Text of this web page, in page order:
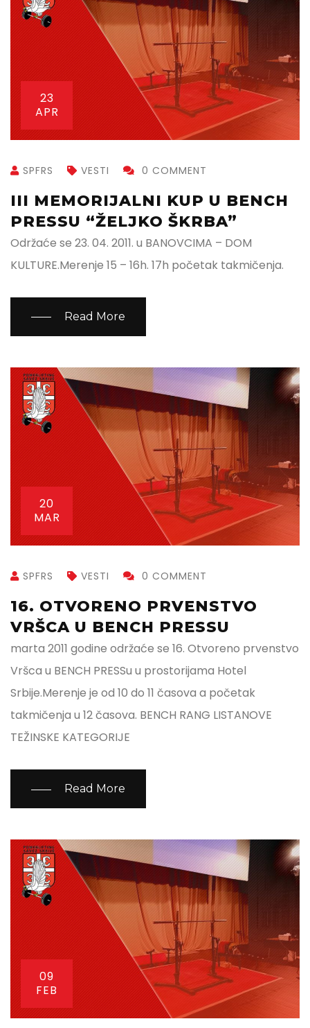
23
APR
SPFRS VESTI 0 COMMENT
III MEMORIJALNI KUP U BENCH
PRESSU “ŽELJKO ŠKRBA”
Održaće se 23. 04. 2011. u BANOVCIMA – DOM
KULTURE.Merenje 15 – 16h. 17h početak takmičenja.
Read More
20
MAR
SPFRS VESTI 0 COMMENT
16. OTVORENO PRVENSTVO
VRŠCA U BENCH PRESSU
marta 2011 godine održaće se 16. Otvoreno prvenstvo
Vršca u BENCH PRESSu u prostorijama Hotel
Srbije.Merenje je od 10 do 11 časova a početak
takmičenja u 12 časova. BENCH RANG LISTANOVE
TEŽINSKE KATEGORIJE
Read More
09
FEB